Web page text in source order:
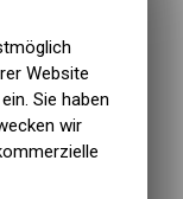
Website
Sie haben
wir